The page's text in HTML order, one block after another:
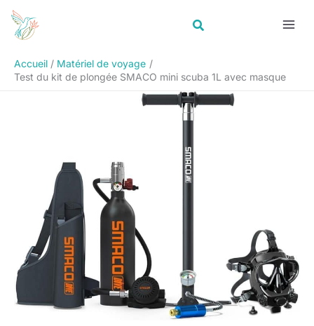
Aller
Accueil
Matériel de voyage
Test du kit de plongée SMACO mini scuba 1L avec masque
Rechercher